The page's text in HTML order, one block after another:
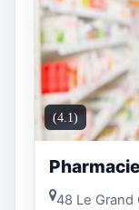
(4.1)
48 Le Grand